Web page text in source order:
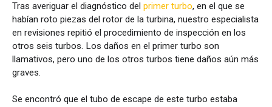
Tras averiguar el diagnóstico del primer turbo, en el que se
habían roto piezas del rotor de la turbina, nuestro especialista
en revisiones repitió el procedimiento de inspección en los
otros seis turbos. Los daños en el primer turbo son
llamativos, pero uno de los otros turbos tiene daños aún más
graves.
Se encontró que el tubo de escape de este turbo estaba